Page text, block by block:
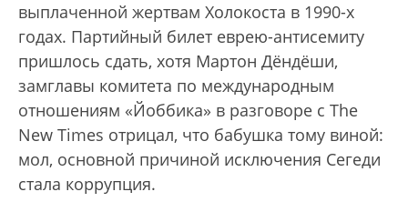
выплаченной жертвам Холокоста в 1990-х
годах. Партийный билет еврею-антисемиту
пришлось сдать, хотя Мартон Дёндёши,
замглавы комитета по международным
отношениям «Йоббика» в разговоре с The
New Times отрицал, что бабушка тому виной:
мол, основной причиной исключения Сегеди
стала коррупция.